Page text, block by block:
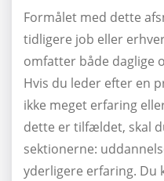
Formålet med dette
tidligere job eller
omfatter både daglige
Hvis du leder efter en
ikke meget erfaring
dette er tilfældet, skal
sektionerne:
yderligere erfaring. Du